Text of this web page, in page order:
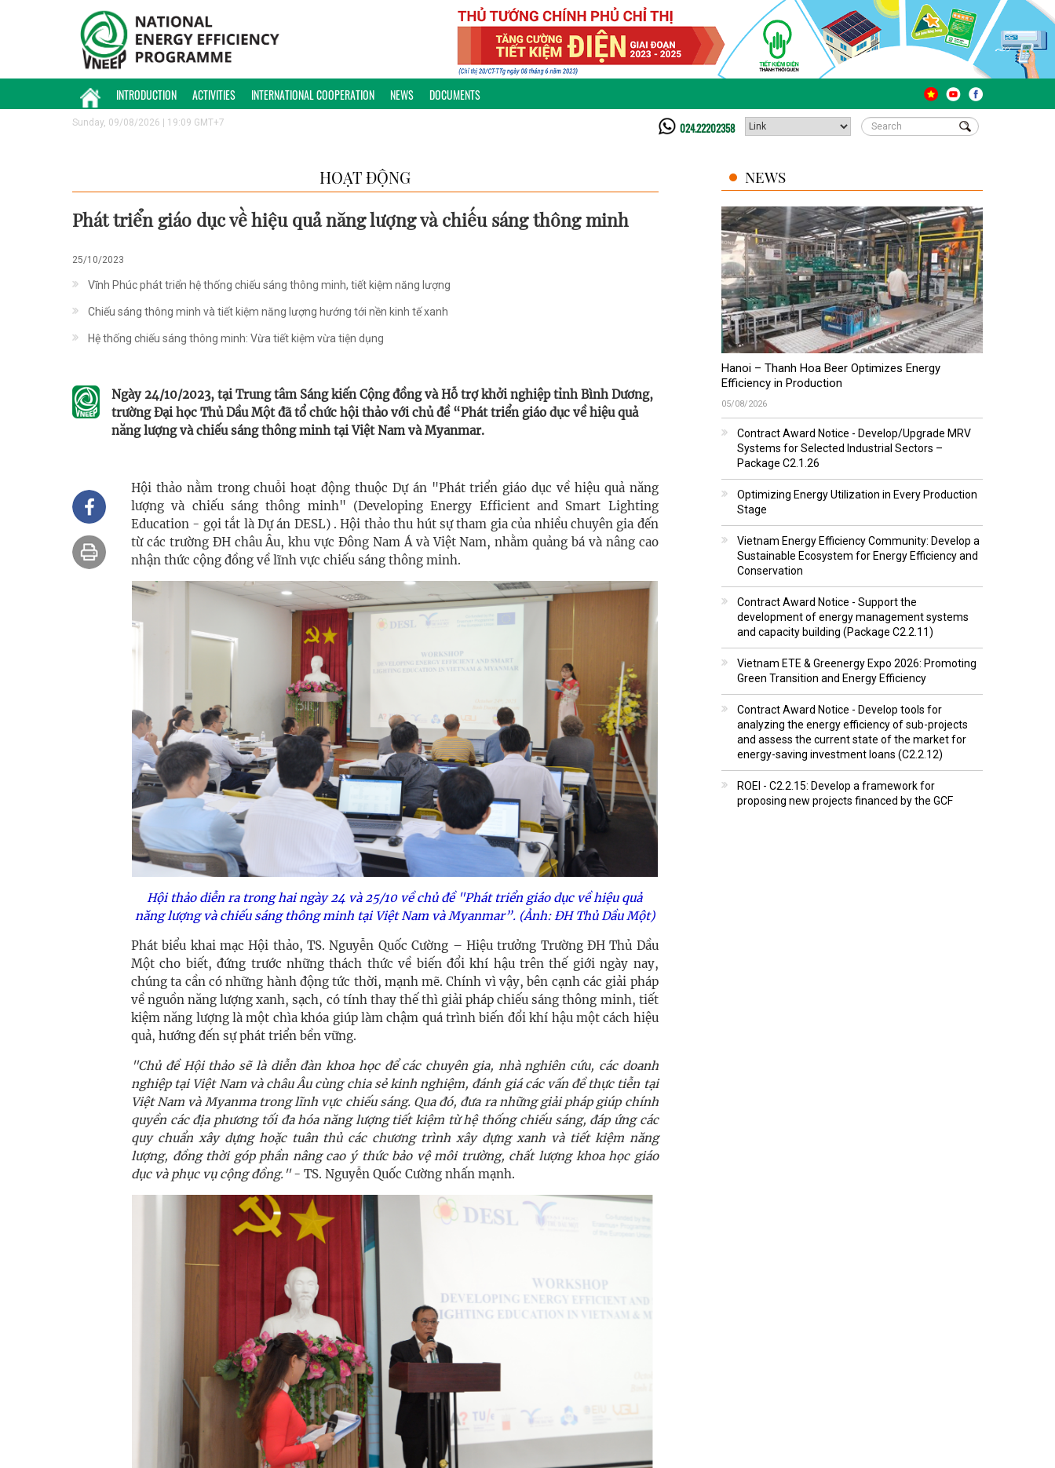
INTRODUCTION ACTIVITIES INTERNATIONAL COOPERATION NEWS DOCUMENTS
Sunday, 09/08/2026 | 19:09 GMT+7 024.22202358
HOẠT ĐỘNG
Phát triển giáo dục về hiệu quả năng lượng và chiếu sáng thông minh
25/10/2023
Vĩnh Phúc phát triển hệ thống chiếu sáng thông minh, tiết kiệm năng lượng
Chiếu sáng thông minh và tiết kiệm năng lượng hướng tới nền kinh tế xanh
Hệ thống chiếu sáng thông minh: Vừa tiết kiệm vừa tiện dụng
Ngày 24/10/2023, tại Trung tâm Sáng kiến Cộng đồng và Hỗ trợ khởi nghiệp tỉnh Bình Dương,
trường Đại học Thủ Dầu Một đã tổ chức hội thảo với chủ đề “Phát triển giáo dục về hiệu quả
năng lượng và chiếu sáng thông minh tại Việt Nam và Myanmar.
​​Hội thảo nằm trong chuỗi hoạt động thuộc Dự án "Phát triển giáo dục về hiệu quả năng
lượng và chiếu sáng thông minh" (Developing Energy Efficient and Smart Lighting
Education - gọi tắt là Dự án DESL) . Hội thảo thu hút sự tham gia của nhiều chuyên gia đến
từ các trường ĐH châu Âu, khu vực Đông Nam Á và Việt Nam, nhằm quảng bá và nâng cao
nhận thức cộng đồng về lĩnh vực chiếu sáng thông minh.
Hội thảo diễn ra trong hai ngày 24 và 25/10 về chủ đề "Phát triển giáo dục về hiệu quả
năng lượng và chiếu sáng thông minh tại Việt Nam và Myanmar”. (Ảnh: ĐH Thủ Dầu Một)
Phát biểu khai mạc Hội thảo, TS. Nguyễn Quốc Cường – Hiệu trưởng Trường ĐH Thủ Dầu
Một cho biết, đứng trước những thách thức về biến đổi khí hậu trên thế giới ngày nay,
chúng ta cần có những hành động tức thời, mạnh mẽ. Chính vì vậy, bên cạnh các giải pháp
về nguồn năng lượng xanh, sạch, có tính thay thế thì giải pháp chiếu sáng thông minh, tiết
kiệm năng lượng là một chìa khóa giúp làm chậm quá trình biến đổi khí hậu một cách hiệu
quả, hướng đến sự phát triển bền vững.
"Chủ đề Hội thảo sẽ là diễn đàn khoa học để các chuyên gia, nhà nghiên cứu, các doanh
nghiệp tại Việt Nam và châu Âu cùng chia sẻ kinh nghiệm, đánh giá các vấn đề thực tiễn tại
Việt Nam và Myanma trong lĩnh vực chiếu sáng. Qua đó, đưa ra những giải pháp giúp chính
quyền các địa phương tối đa hóa năng lượng tiết kiệm từ hệ thống chiếu sáng, đáp ứng các
quy chuẩn xây dựng hoặc tuân thủ các chương trình xây dựng xanh và tiết kiệm năng
lượng, đồng thời góp phần nâng cao ý thức bảo vệ môi trường, chất lượng khoa học giáo
dục và phục vụ cộng đồng."- TS. Nguyễn Quốc Cường nhấn mạnh.
NEWS
Hanoi – Thanh Hoa Beer Optimizes Energy
Efficiency in Production
05/08/2026
Contract Award Notice - Develop/Upgrade MRV
Systems for Selected Industrial Sectors –
Package C2.1.26
Optimizing Energy Utilization in Every Production
Stage
Vietnam Energy Efficiency Community: Develop a
Sustainable Ecosystem for Energy Efficiency and
Conservation
Contract Award Notice - Support the
development of energy management systems
and capacity building (Package C2.2.11)
Vietnam ETE & Greenergy Expo 2026: Promoting
Green Transition and Energy Efficiency
Contract Award Notice - Develop tools for
analyzing the energy efficiency of sub-projects
and assess the current state of the market for
energy-saving investment loans (C2.2.12)
ROEI - C2.2.15: Develop a framework for
proposing new projects financed by the GCF